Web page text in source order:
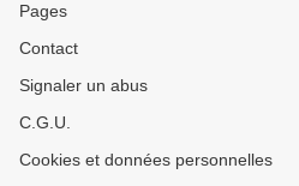
Pages
Contact
Signaler un abus
C.G.U.
Cookies et données personnelles